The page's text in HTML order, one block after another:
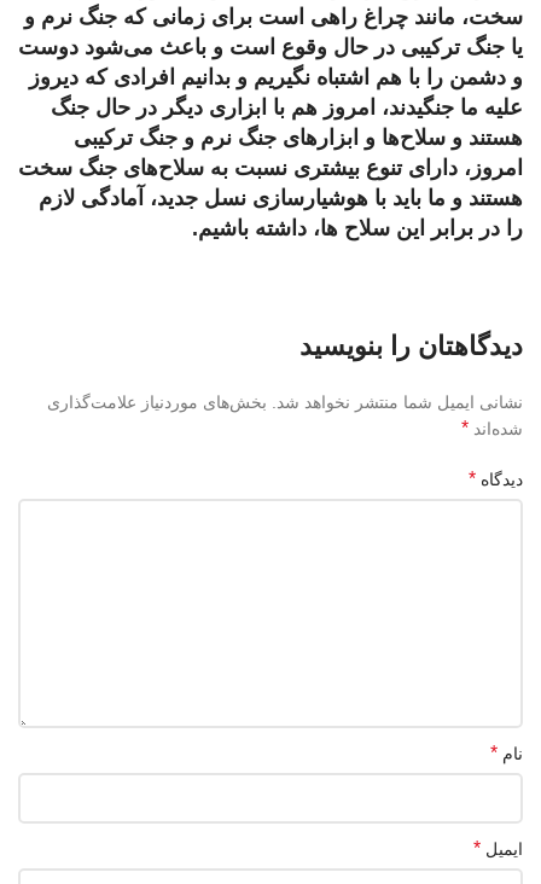
سخت، مانند چراغ راهی است برای زمانی که جنگ نرم و
یا جنگ ترکیبی در حال وقوع است و باعث می‌شود دوست
و دشمن را با هم اشتباه نگیریم و بدانیم افرادی که دیروز
علیه ما جنگیدند، امروز هم با ابزاری دیگر در حال جنگ
هستند و سلاح‌ها و ابزارهای جنگ نرم و جنگ ترکیبی
امروز، دارای تنوع بیشتری نسبت به سلاح‌های جنگ سخت
هستند و ما باید با هوشیارسازی نسل جدید، آمادگی لازم
را در برابر این سلاح ها، داشته باشیم.
دیدگاهتان را بنویسید
نشانی ایمیل شما منتشر نخواهد شد.
بخش‌های موردنیاز علامت‌گذاری
شده‌اند *
دیدگاه *
نام *
ایمیل *